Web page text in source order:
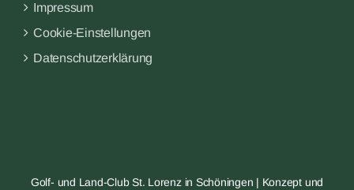
Impressum
Cookie-Einstellungen
Datenschutzerklärung
Golf- und Land-Club St. Lorenz in Schöningen | Konzept und